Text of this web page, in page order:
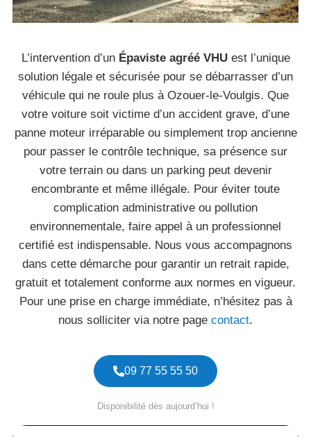
L’intervention d’un Épaviste agréé VHUest l’unique
solution légale et sécurisée pour se débarrasser d’un
véhicule qui ne roule plus à Ozouer-le-Voulgis. Que
votre voiture soit victime d’un accident grave, d’une
panne moteur irréparable ou simplement trop ancienne
pour passer le contrôle technique, sa présence sur
votre terrain ou dans un parking peut devenir
encombrante et même illégale. Pour éviter toute
complication administrative ou pollution
environnementale, faire appel à un professionnel
certifié est indispensable. Nous vous accompagnons
dans cette démarche pour garantir un retrait rapide,
gratuit et totalement conforme aux normes en vigueur.
Pour une prise en charge immédiate, n’hésitez pas à
nous solliciter via notre page contact.
09 77 55 55 50
Disponibilité dès aujourd’hui !